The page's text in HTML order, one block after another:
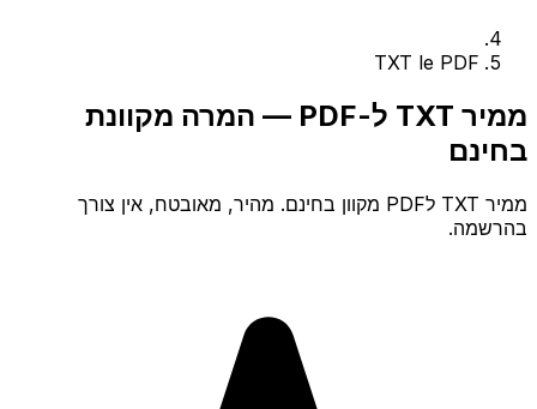
TXT le PDF
ממיר TXT ל-PDF — המרה מקוונת
בחינם
ממיר TXT לPDF מקוון בחינם. מהיר, מאובטח, אין צורך
בהרשמה.